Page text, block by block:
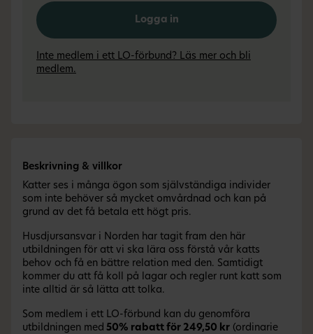
Logga in
Inte medlem i ett LO-förbund? Läs mer och bli
medlem.
Beskrivning & villkor
Katter ses i många ögon som självständiga individer
som inte behöver så mycket omvårdnad och kan på
grund av det få betala ett högt pris.
Husdjursansvar i Norden har tagit fram den här
utbildningen för att vi ska lära oss förstå vår katts
behov och få en bättre relation med den. Samtidigt
kommer du att få koll på lagar och regler runt katt som
inte alltid är så lätta att tolka.
Som medlem i ett LO-förbund kan du genomföra
utbildningen med 50% rabatt för 249,50 kr (ordinarie